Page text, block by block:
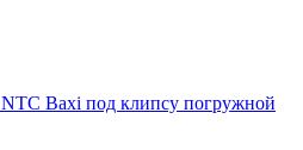
Baxi под клипсу погружной